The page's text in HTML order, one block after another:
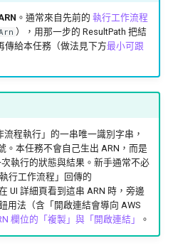
Redshift 工具
。通常來自先前的執行工作流程
），用那一步的 ResultPath 把結
傳給本任務（做法見下方最小可跟
流程執行」的一串唯一識別字串，
。本任務不會自己生出 ARN，而是
執行的狀態與結果。新手通常不必
行工作流程」回傳的
UI 詳細頁看到這串 ARN 時，旁邊
用法（含「開啟連結會導向 AWS
欄位的「複製」與「開啟連結」 。